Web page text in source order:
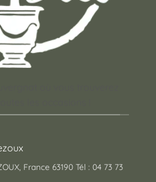
France 63190 Tél : 04 73 73